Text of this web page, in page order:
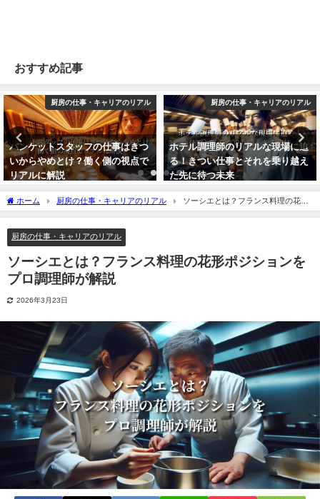
おすすめ記事
厨房の仕事・キャリアのリアル
ホテル調理師のリアルな現場に迫
る！きつい仕事とそれを乗り越え
た先に待つ未来
スチコン調理・厨房技術
スチコンで作る完璧ローストビー
フ！プロの温度管理＆時短テク
2025年12月26日
ホーム 厨房の仕事・キャリアのリアル
ソーシエとは？フランス料理の花形
ポジションをプロ調理師が解説
厨房の仕事・キャリアのリアル
ソーシエとは？フランス料理の花形ポジションを
プロ調理師が解説
2026年3月23日